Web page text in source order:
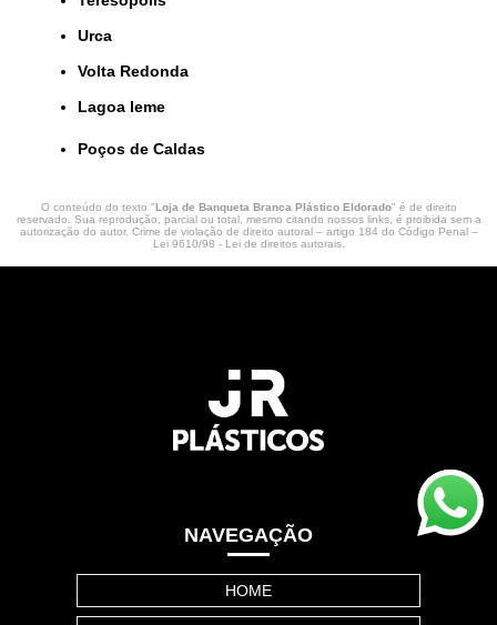
Urca
Volta Redonda
lagoa leme
Poços de Caldas
O conteúdo do texto "Loja de Banqueta Branca Plástico Eldorado" é de direito
reservado. Sua reprodução, parcial ou total, mesmo citando nossos links, é proibida sem a
autorização do autor. Crime de violação de direito autoral – artigo 184 do Código Penal –
Lei 9610/98 - Lei de direitos autorais.
NAVEGAÇÃO
HOME